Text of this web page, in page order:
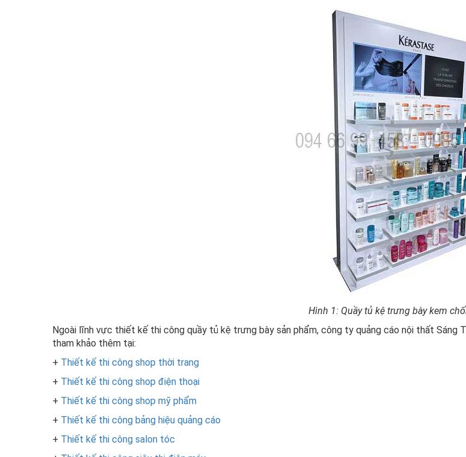
Hình 1: Quầy tủ kệ trưng bày kem
Ngoài lĩnh vực thiết kế thi công quầy tủ kệ trưng bày sản phẩm, công ty quảng cáo nội thất Sáng
tham khảo thêm tại:
+ Thiết kế thi công shop thời trang
+ Thiết kế thi công shop điện thoại
+ Thiết kế thi công shop mỹ phẩm
+ Thiết kế thi công bảng hiệu quảng cáo
+ Thiết kế thi công salon tóc